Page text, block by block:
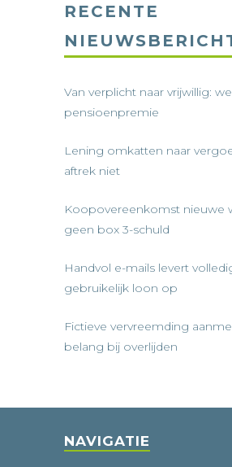
RECENTE
Van verplicht naar vrijwillig:
pensioenpremie
Lening omkatten naar
aftrek niet
Koopovereenkomst nieuwe
geen box 3-schuld
Handvol e-mails levert
gebruikelijk loon op
Fictieve vervreemding
belang bij overlijden
NAVIGATIE